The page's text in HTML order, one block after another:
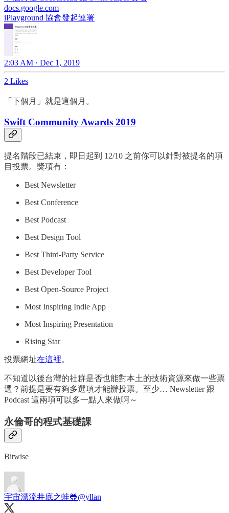
docs.google.com
iPlayground 協會發起連署
2:03 AM · Dec 1, 2019
2 Likes
「下個月」就是這個月。
Swift Community Awards 2019
提名階段已結束，即日起到 12/10 之前你可以針對被提名的項
目投票。獎項有：
Best Newsletter
Best Conference
Best Podcast
Best Design Tool
Best Third-Party Service
Best Developer Tool
Best Open-Source Project
Most Inspiring Indie App
Most Inspiring Presentation
Rising Star
投票網址在這裡。
不知道以後台灣的社群是否也能對本土的技術資源來做一些票
選？前提是要有夠多選項才能辦投票。至少… Newsletter 跟
Podcast 這兩項可以多一點人來做啊～
永倫哥的程式基礎課
Bitwise
宇宙漂流井底之蛙🐸@yllan